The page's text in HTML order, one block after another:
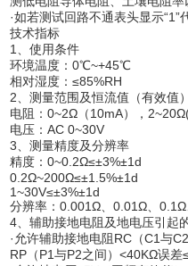
·如若测试回路不通表头显示“1”
技术指标
1、使用条件
环境温度：0℃~+45℃
相对湿度：≤85%RH
2、测量范围及恒流值（有效值）
电阻：0~2Ω（10mA），
电压：AC 0~30V
3、测量精度及分辨率
精度：0~0.2Ω≤±3%±1d
0.2Ω~200Ω≤±1.5%±1d
1~30V≤±3%±1d
分辨率：0.001Ω、0.01Ω、
4、辅助接地电阻及地电压引起
·允许辅助接地电阻RC（C1与
RP（P1与P2之间）<40KΩ误差